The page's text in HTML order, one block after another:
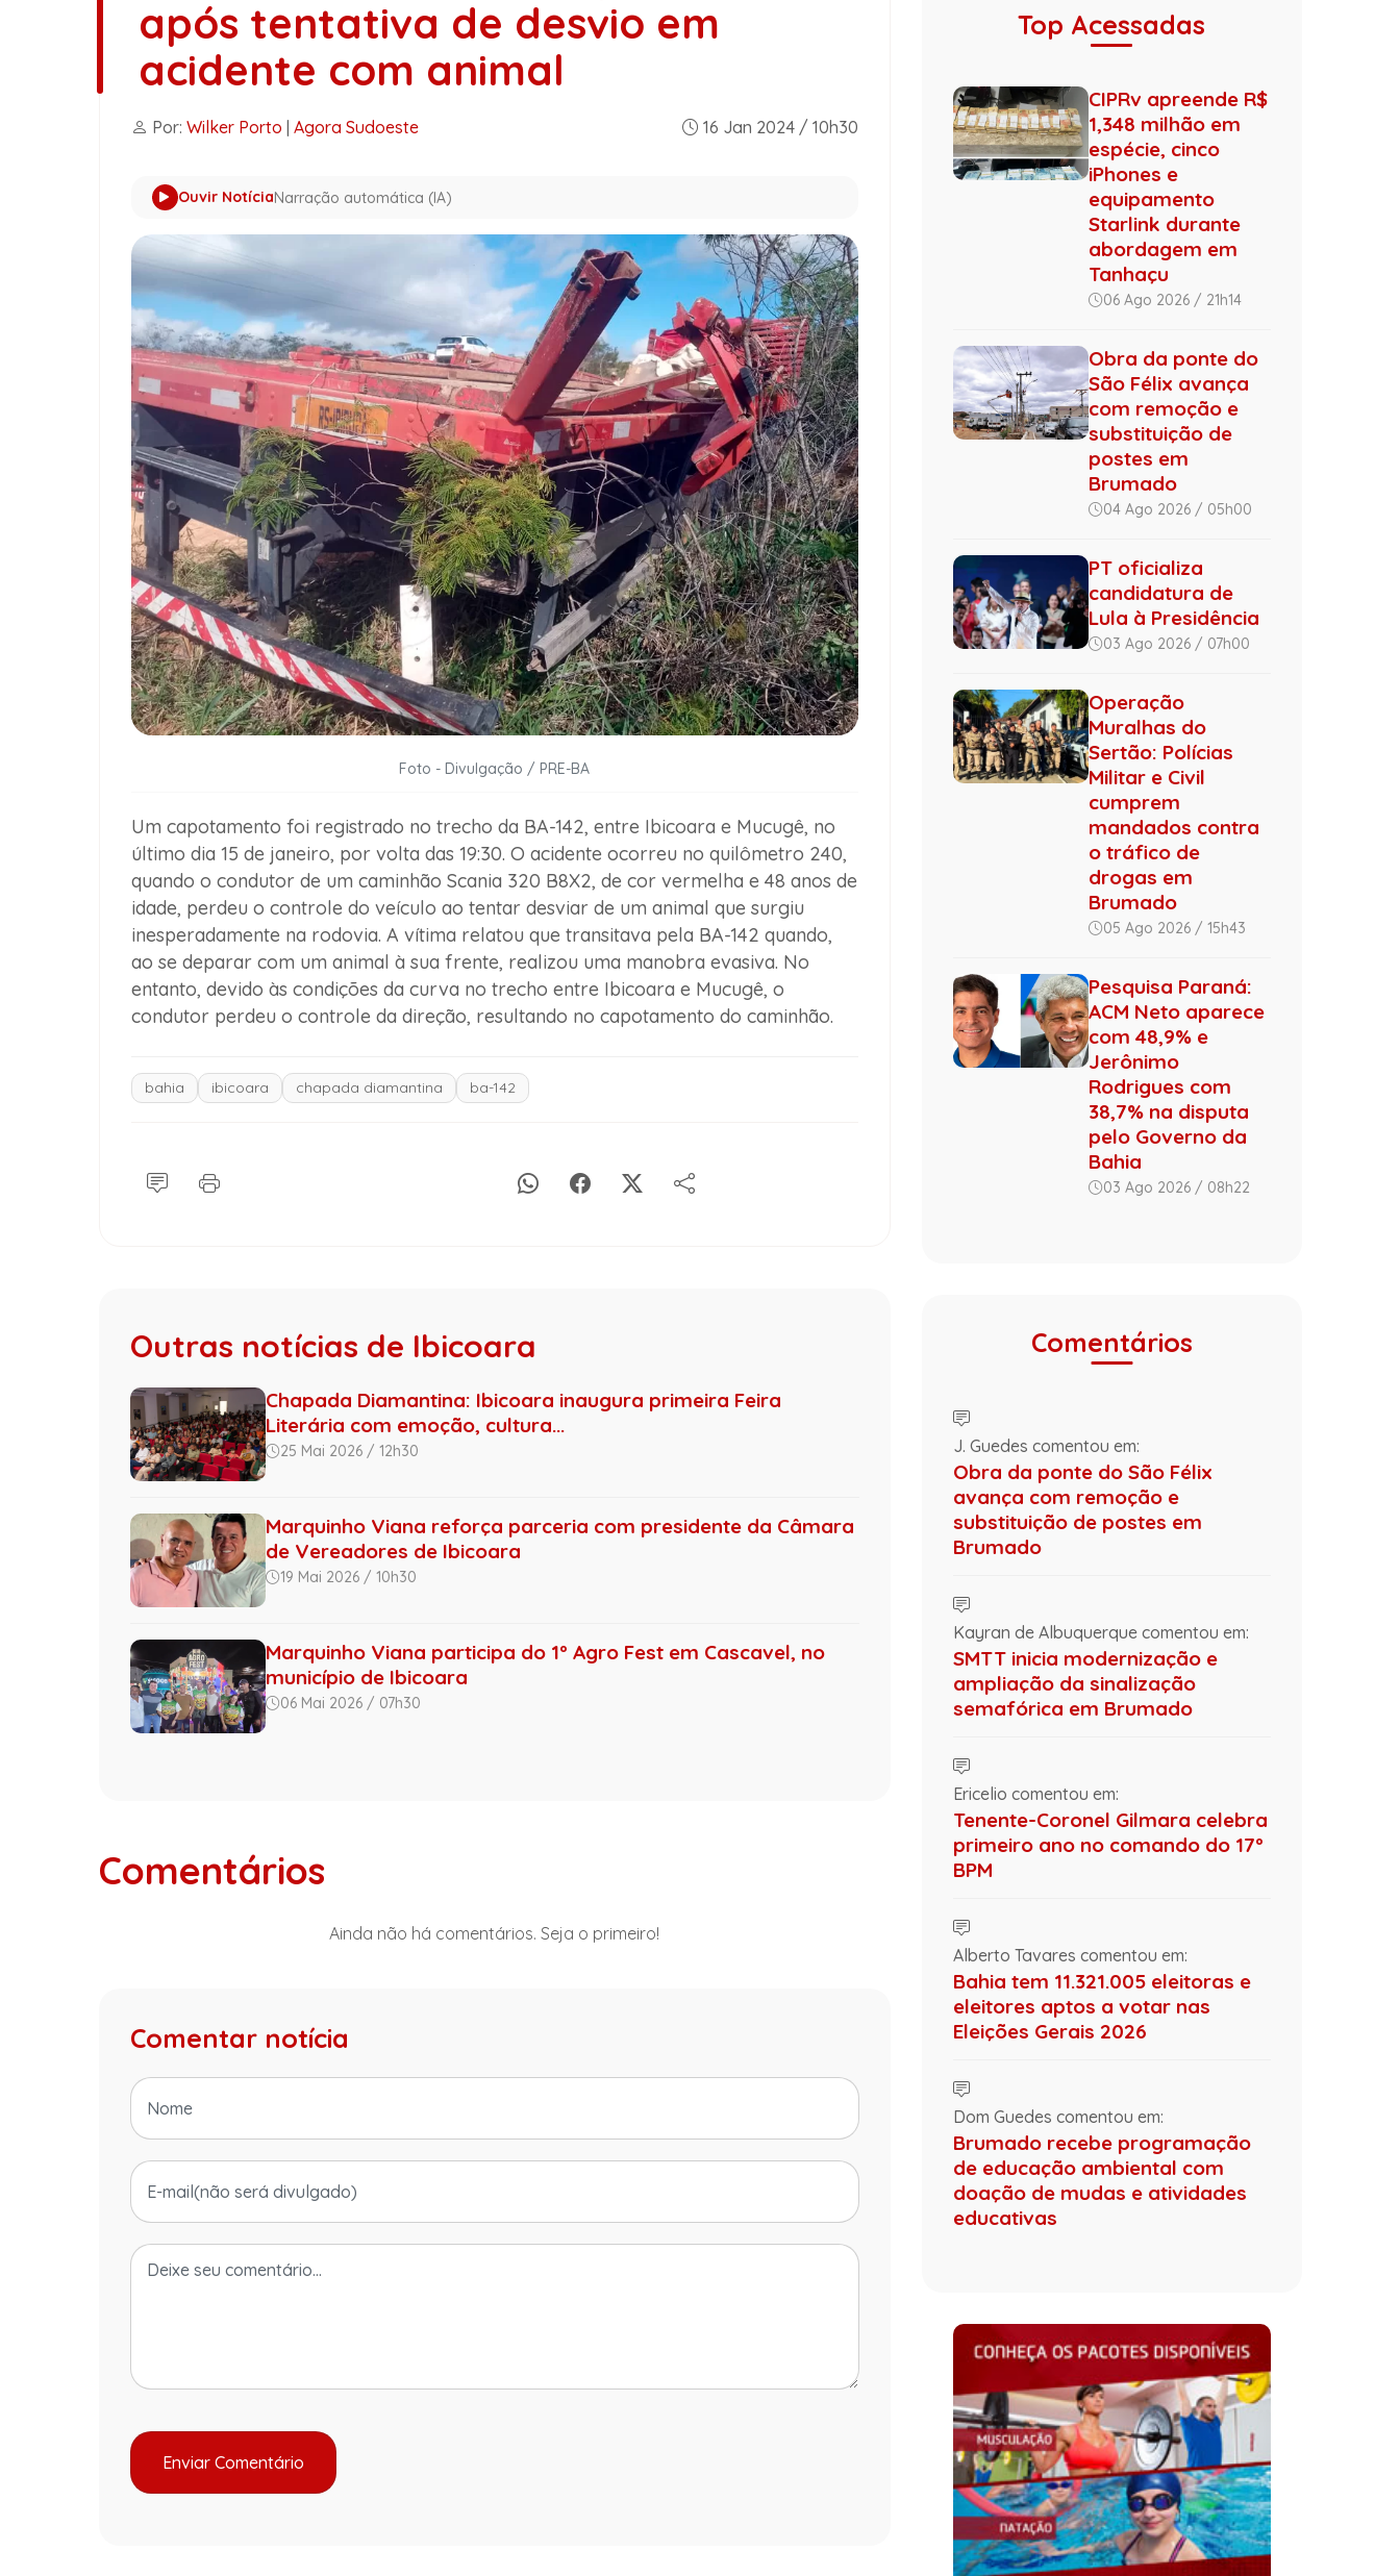
após tentativa de desvio em
acidente com animal
Por: Wilker Porto Agora Sudoeste 16 Jan 2024 / 10h30
Ouvir NotíciaNarração automática (IA)
Foto - Divulgação / PRE-BA
Um capotamento foi registrado no trecho da BA-142, entre Ibicoara e Mucugê, no
último dia 15 de janeiro, por volta das 19:30. O acidente ocorreu no quilômetro 240,
quando o condutor de um caminhão Scania 320 B8X2, de cor vermelha e 48 anos de
idade, perdeu o controle do veículo ao tentar desviar de um animal que surgiu
inesperadamente na rodovia. A vítima relatou que transitava pela BA-142 quando,
ao se deparar com um animal à sua frente, realizou uma manobra evasiva. No
entanto, devido às condições da curva no trecho entre Ibicoara e Mucugê, o
condutor perdeu o controle da direção, resultando no capotamento do caminhão.
bahia ibicoara chapada diamantina ba-142
Outras notícias de Ibicoara
Chapada Diamantina: Ibicoara inaugura primeira Feira
Literária com emoção, cultura...
25 Mai 2026 / 12h30
Marquinho Viana reforça parceria com presidente da Câmara
de Vereadores de Ibicoara
19 Mai 2026 / 10h30
Marquinho Viana participa do 1º Agro Fest em Cascavel, no
município de Ibicoara
06 Mai 2026 / 07h30
Comentários
Ainda não há comentários. Seja o primeiro!
Comentar notícia
Top Acessadas
CIPRv apreende R$
1,348 milhão em
espécie, cinco
iPhones e
equipamento
Starlink durante
abordagem em
Tanhaçu
06 Ago 2026 / 21h14
Obra da ponte do
São Félix avança
com remoção e
substituição de
postes em
Brumado
04 Ago 2026 / 05h00
PT oficializa
candidatura de
Lula à Presidência
03 Ago 2026 / 07h00
Operação
Muralhas do
Sertão: Polícias
Militar e Civil
cumprem
mandados contra
o tráfico de
drogas em
Brumado
05 Ago 2026 / 15h43
Pesquisa Paraná:
ACM Neto aparece
com 48,9% e
Jerônimo
Rodrigues com
38,7% na disputa
pelo Governo da
Bahia
03 Ago 2026 / 08h22
Comentários
J. Guedes comentou em:
Obra da ponte do São Félix
avança com remoção e
substituição de postes em
Brumado
Kayran de Albuquerque comentou em:
SMTT inicia modernização e
ampliação da sinalização
semafórica em Brumado
Ericelio comentou em:
Tenente-Coronel Gilmara celebra
primeiro ano no comando do 17º
BPM
Alberto Tavares comentou em:
Bahia tem 11.321.005 eleitoras e
eleitores aptos a votar nas
Eleições Gerais 2026
Dom Guedes comentou em:
Brumado recebe programação
de educação ambiental com
doação de mudas e atividades
educativas